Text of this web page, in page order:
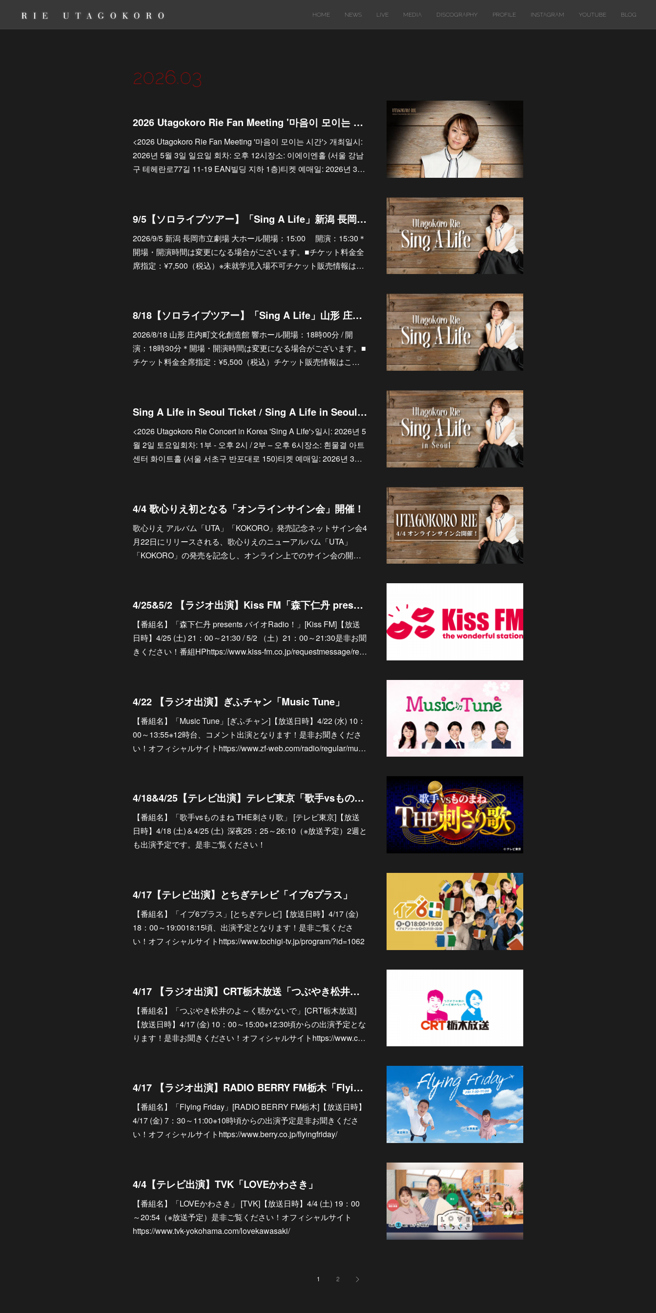
HOME NEWS LIVE MEDIA DISCOGRAPHY PROFILE INSTAGRAM YOUTUBE BLOG
2026.03
2026 Utagokoro Rie Fan Meeting '마음이 모이는 시간' / 歌心りえ 韓国でのファンミーティング開催！
<2026 Utagokoro Rie Fan Meeting '마음이 모이는 시간'> 개최일시:
2026년 5월 3일 일요일 회차: 오후 12시장소: 이에이엔홀 (서울 강남
구 테헤란로77길 11-19 EAN빌딩 지하 1층)티켓 예매일: 2026년 3…
9/5【ソロライブツアー】「Sing A Life」新潟 長岡市立劇場 大ホール
2026/9/5 新潟 長岡市立劇場 大ホール開場：15:00 開演：15:30＊
開場・開演時間は変更になる場合がございます。■チケット料金全
席指定：¥7,500（税込）※未就学児入場不可チケット販売情報は…
8/18【ソロライブツアー】「Sing A Life」山形 庄内町文化創造館 響ホール
2026/8/18 山形 庄内町文化創造館 響ホール開場：18時00分 / 開
演：18時30分＊開場・開演時間は変更になる場合がございます。■
チケット料金全席指定：¥5,500（税込）チケット販売情報はこ…
Sing A Life in Seoul Ticket / Sing A Life in Seoul チケット販売ついて
<2026 Utagokoro Rie Concert in Korea 'Sing A Life'>일시: 2026년 5
월 2일 토요일회차: 1부 - 오후 2시 / 2부 – 오후 6시장소: 흰물결 아트
센터 화이트홀 (서울 서초구 반포대로 150)티켓 예매일: 2026년 3…
4/4 歌心りえ初となる「オンラインサイン会」開催！
歌心りえ アルバム「UTA」「KOKORO」発売記念ネットサイン会4
月22日にリリースされる、歌心りえのニューアルバム「UTA」
「KOKORO」の発売を記念し、オンライン上でのサイン会の開…
4/25&5/2 【ラジオ出演】Kiss FM「森下仁丹 presents バイオRadio！」
【番組名】「森下仁丹 presents バイオRadio！」[Kiss FM]【放送
日時】4/25 (土) 21：00～21:30 / 5/2 （土）21：00～21:30是非お聞
きください！番組HPhttps://www.kiss-fm.co.jp/requestmessage/re…
4/22 【ラジオ出演】ぎふチャン「Music Tune」
【番組名】「Music Tune」[ぎふチャン]【放送日時】4/22 (水) 10：
00～13:55※12時台、コメント出演となります！是非お聞きくださ
い！オフィシャルサイトhttps://www.zf-web.com/radio/regular/mu…
4/18&4/25【テレビ出演】テレビ東京「歌手vsものまね THE刺さり歌」
【番組名】「歌手vsものまね THE刺さり歌」 [テレビ東京]【放送
日時】4/18 (土)＆4/25 (土) 深夜25：25～26:10（※放送予定）2週と
も出演予定です。是非ご覧ください！
4/17【テレビ出演】とちぎテレビ「イブ6プラス」
【番組名】「イブ6プラス」[とちぎテレビ]【放送日時】4/17 (金)
18：00～19:0018:15頃、出演予定となります！是非ご覧くださ
い！オフィシャルサイトhttps://www.tochigi-tv.jp/program/?id=1062
4/17 【ラジオ出演】CRT栃木放送「つぶやき松井のよ～く聴かないで」
【番組名】「つぶやき松井のよ～く聴かないで」[CRT栃木放送]
【放送日時】4/17 (金) 10：00～15:00※12:30頃からの出演予定とな
ります！是非お聞きください！オフィシャルサイトhttps://www.c…
4/17 【ラジオ出演】RADIO BERRY FM栃木「Flying Friday」
【番組名】「Flying Friday」[RADIO BERRY FM栃木]【放送日時】
4/17 (金) 7：30～11:00※10時頃からの出演予定是非お聞きくださ
い！オフィシャルサイトhttps://www.berry.co.jp/flyingfriday/
4/4【テレビ出演】TVK「LOVEかわさき」
【番組名】「LOVEかわさき」 [TVK]【放送日時】4/4 (土) 19：00
～20:54（※放送予定）是非ご覧ください！オフィシャルサイト
https://www.tvk-yokohama.com/lovekawasaki/
1 2